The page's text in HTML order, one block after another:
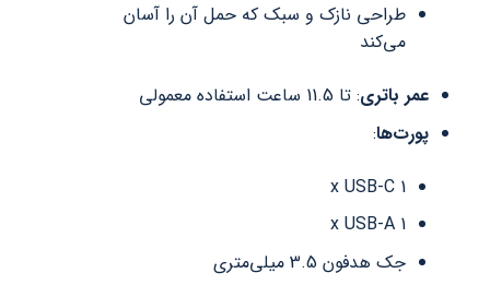
طراحی نازک و سبک که حمل آن را آسان
می‌کند
عمر باتری: تا 11.5 ساعت استفاده معمولی
پورت‌ها:
1 x USB-C
1 x USB-A
جک هدفون 3.5 میلی‌متری